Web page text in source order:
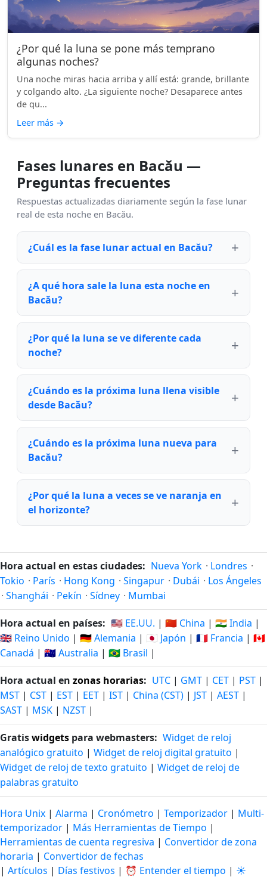
¿Por qué la luna se pone más temprano
algunas noches?
Una noche miras hacia arriba y allí está: grande, brillante
y colgando alto. ¿La siguiente noche? Desaparece antes
de qu...
Leer más →
Fases lunares en Bacău —
Preguntas frecuentes
Respuestas actualizadas diariamente según la fase lunar
real de esta noche en Bacău.
¿Cuál es la fase lunar actual en Bacău?
¿A qué hora sale la luna esta noche en
Bacău?
¿Por qué la luna se ve diferente cada
noche?
¿Cuándo es la próxima luna llena visible
desde Bacău?
¿Cuándo es la próxima luna nueva para
Bacău?
¿Por qué la luna a veces se ve naranja en
el horizonte?
Hora actual en estas ciudades: Nueva York · Londres ·
Tokio · París · Hong Kong · Singapur · Dubái · Los Ángeles
· Shanghái · Pekín · Sídney · Mumbai
Hora actual en países: 🇺🇸 EE.UU. | 🇨🇳 China | 🇮🇳 India |
🇬🇧 Reino Unido | 🇩🇪 Alemania | 🇯🇵 Japón | 🇫🇷 Francia | 🇨🇦
Canadá | 🇦🇺 Australia | 🇧🇷 Brasil |
Hora actual en zonas horarias: UTC | GMT | CET | PST |
MST | CST | EST | EET | IST | China (CST) | JST | AEST |
SAST | MSK | NZST |
Gratiswidgets para webmasters: Widget de reloj
analógico gratuito | Widget de reloj digital gratuito |
Widget de reloj de texto gratuito | Widget de reloj de
palabras gratuito
Hora Unix | Alarma | Cronómetro | Temporizador | Multi-
temporizador | Más Herramientas de Tiempo |
Herramientas de cuenta regresiva | Convertidor de zona
horaria | Convertidor de fechas
| Artículos | Días festivos | ⏰ Entender el tiempo | ☀️